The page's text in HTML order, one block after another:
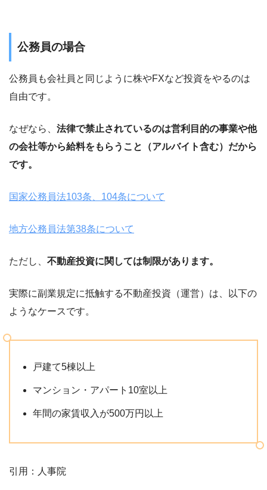
公務員の場合
公務員も会社員と同じように株やFXなど投資をやるのは
自由です。
なぜなら、 法律で禁止されているのは営利目的の事業や他
の会社等から給料をもらうこと（アルバイト含む）だから
です。
国家公務員法103条、104条について
地方公務員法第38条について
ただし、 不動産投資に関しては制限があります。
実際に副業規定に抵触する不動産投資（運営）は、以下の
ようなケースです。
戸建て5棟以上
マンション・アパート10室以上
年間の家賃収入が500万円以上
引用：人事院